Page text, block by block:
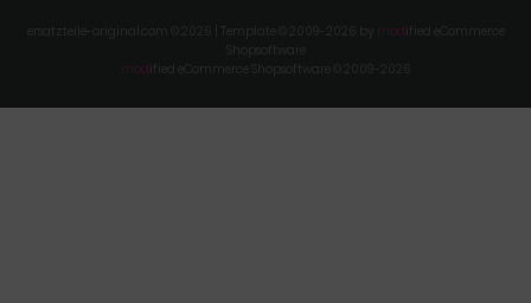
ersatzteile-original.com © 2026 | Template © 2009-2026 by mod ified eCommerce
Shopsoftware
mod ified eCommerce Shopsoftware © 2009-2026